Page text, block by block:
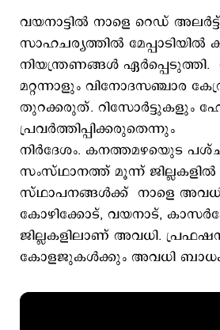
വയനാട്ടില്‍ നാളെ റെഡ് അലര്‍ട്ട്
സാഹചര്യത്തില്‍ മേപ്പാടിയില്‍
നിയന്ത്രണങ്ങള്‍
മറ്റന്നാളും വിനോദസഞ്ചാര
തുറക്കരുത്. റിസോര്‍ട്ടുകളും
പ്രവര്‍ത്തിപ്പിക്കരുതെന്നും
നിര്‍ദേശം. കനത്തമഴയുെട
സംസ്ഥാനത്ത് മൂന്ന് ജില്ലകളില്‍
സ്ഥാപനങ്ങള്‍ക്ക് നാളെ അവധി
കോഴിക്കോട്, വയനാട്,
ജില്ലകളിലാണ് അവധി.
കോളജുകള്‍ക്കും അവധി